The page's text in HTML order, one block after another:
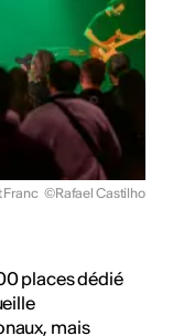
Franc ©Rafael Castilho
places dédié
mais